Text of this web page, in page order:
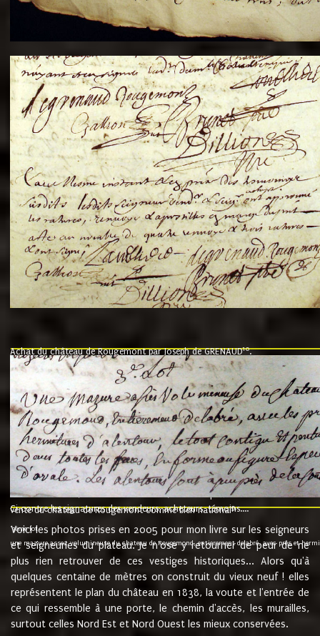
Achat du château de Rougemont par Joseph de GRENAUD10.
"l'an mil six cent soixante treze le ving neuvième jour du mois de
nommé fut présent Messire Claude Guillaume de Moyriat chevalier baron
vend, purement simplement et irrevocablement a monseigneur monsieur
et chavannes conseiller du roy au parlement de Bourgogne, present et
que le dit seigneur Baron de la Vellière a sur ses hommes, indivisables et
de la Velliere tout ainsi et comme le dit seigneur Baron et ses
présent......"
suivent les rentes, donation des terriers, etc... au prix de 880 livre louis
Ci contre les signatures des vendeurs, acheteurs, témoins....
vente du château de Rougemont comme bien national9.
"3ème lot
une mazure assez volumineuse du chateau de Rougemond, entierement delabré, avec près et
Voici les photos prises en 2005 pour mon livre sur les seigneurs
et seigneuries du plateau. Je n'ose y retourner de peur de ne
plus rien retrouver de ces vestiges historiques... Alors qu'à
quelques centaine de mètres on construit du vieux neuf ! elles
représentent le plan du château en 1838, la voute et l'entrée de
ce qui ressemble à une porte, le chemin d'accès, les murailles,
surtout celles Nord Est et Nord Ouest les mieux conservées.